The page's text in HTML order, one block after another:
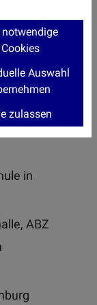
in
ABZ
notwendige
Cookies
Auswahl
zulassen